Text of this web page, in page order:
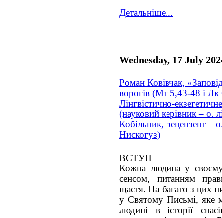
Детальніше...
Wednesday, 17 July
Роман Ковівчак,
ворогів (Мт 5,43-48 і Лк
Лінгвістично-
(науковий керівник – о.
Кобільник, рецензент –
Нискогуз)
ВСТУП
Кожна людина у
сенсом, питанням
щастя. На багато з цих
у Святому Письмі, яке
людині в історії